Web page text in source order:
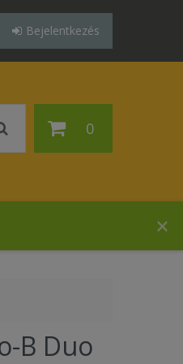
Bejelentkezés
0
B Duo